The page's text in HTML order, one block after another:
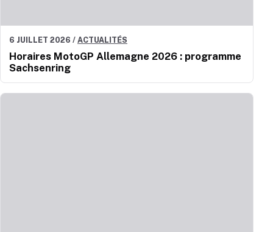
6 JUILLET 2026 / ACTUALITÉS
Horaires MotoGP Allemagne 2026 : programme
Sachsenring